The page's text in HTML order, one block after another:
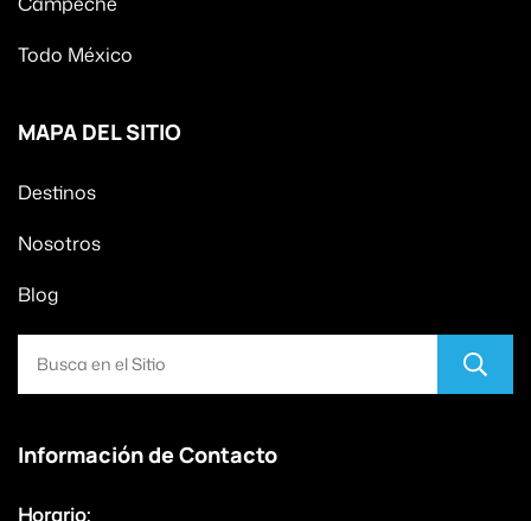
Todo México
MAPA DEL SITIO
Destinos
Nosotros
Blog
Información de Contacto
Horario: